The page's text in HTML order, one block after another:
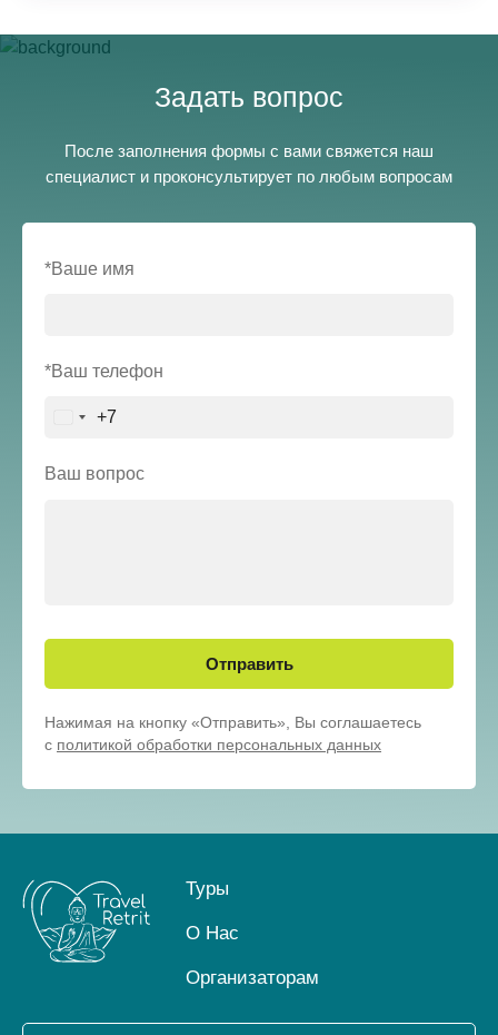
Задать вопрос
После заполнения формы с вами свяжется наш
специалист и проконсультирует по любым вопросам
*Ваше имя
*Ваш телефон
Russia
+7
Ваш вопрос
Отправить
Нажимая на кнопку «Отправить», Вы соглашаетесь
с политикой обработки персональных данных
Туры
О Нас
Организаторам